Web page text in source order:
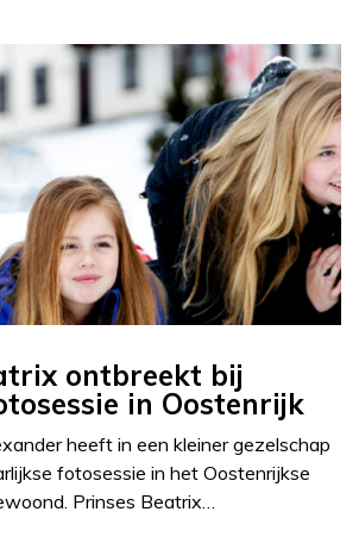
ontbreekt bij
in Oostenrijk
heeft in een kleiner gezelschap
fotosessie in het Oostenrijkse
Prinses Beatrix…